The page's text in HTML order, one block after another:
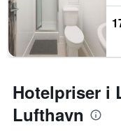
Hotelpriser i
Lufthavn